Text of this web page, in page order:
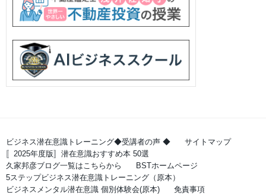
ビジネス潜在意識トレーニング◆受講者の声 ◆
サイトマップ
〚2025年度版〛潜在意識おすすめ本 50選
久家邦彦ブログ一覧はこちらから
BSTホームページ
5ステップビジネス潜在意識トレーニング（原本）
ビジネスメンタル潜在意識 個別体験会(原本)
免責事項